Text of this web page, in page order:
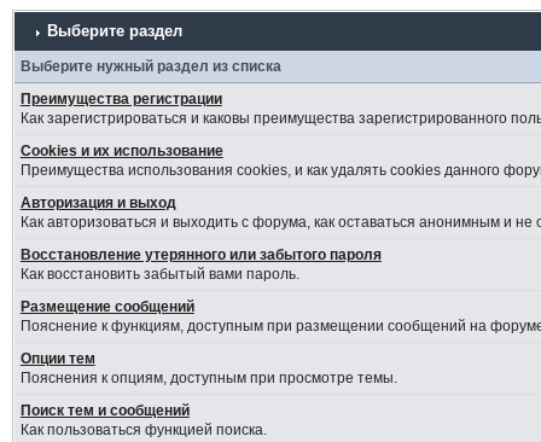
Выберите раздел
Выберите нужный раздел из списка
Преимущества регистрации
Как зарегистрироваться и каковы преимущества зарегистрированного
Cookies и их использование
Преимущества использования cookies, и как удалять cookies данного
Авторизация и выход
Как авторизоваться и выходить с форума, как оставаться анонимным и
Восстановление утерянного или забытого пароля
Как восстановить забытый вами пароль.
Размещение сообщений
Пояснение к функциям, доступным при размещении сообщений на
Опции тем
Пояснения к опциям, доступным при просмотре темы.
Поиск тем и сообщений
Как пользоваться функцией поиска.